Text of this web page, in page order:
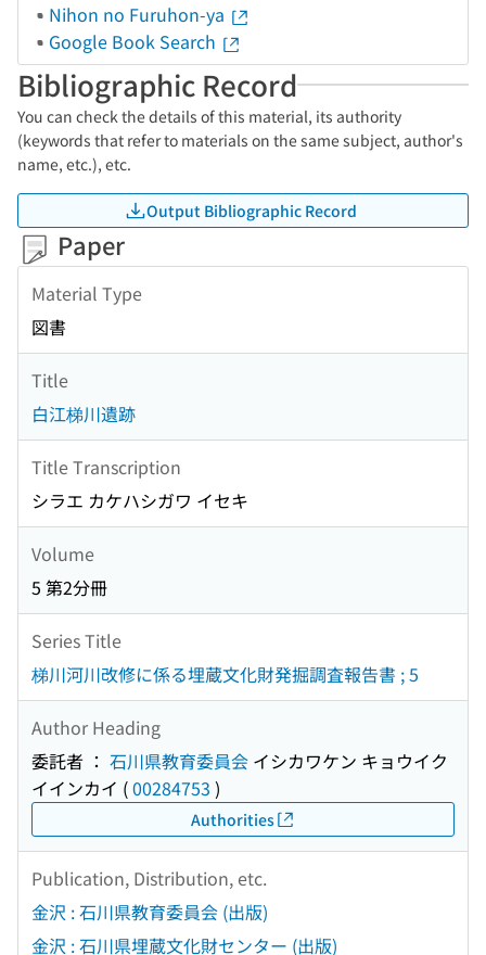
Nihon no Furuhon-ya
Google Book Search
Bibliographic Record
You can check the details of this material, its authority
(keywords that refer to materials on the same subject, author's
name, etc.), etc.
Output Bibliographic Record
Paper
Material Type
図書
Title
白江梯川遺跡
Title Transcription
シラエ カケハシガワ イセキ
Volume
5 第2分冊
Series Title
梯川河川改修に係る埋蔵文化財発掘調査報告書 ; 5
Author Heading
委託者 ： 石川県教育委員会 イシカワケン キョウイク
イインカイ (00284753 )
Authorities
Publication, Distribution, etc.
金沢 : 石川県教育委員会 (出版)
金沢 : 石川県埋蔵文化財センター (出版)